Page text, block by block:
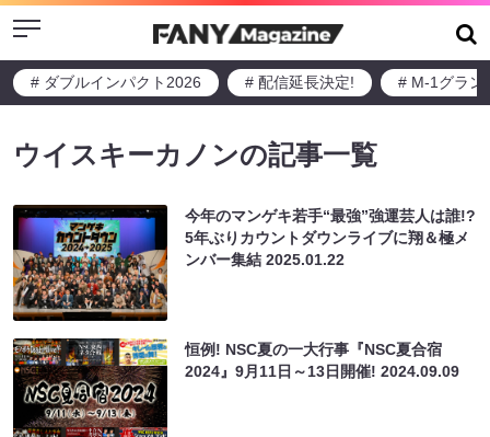
Menu
# ダブルインパクト2026 # 配信延長決定! # M-1グラン
ウイスキーカノンの記事一覧
今年のマンゲキ若手“最強”強運芸人は誰!?
5年ぶりカウントダウンライブに翔＆極メ
ンバー集結2025.01.22
恒例! NSC夏の一大行事『NSC夏合宿
2024』9月11日～13日開催!2024.09.09